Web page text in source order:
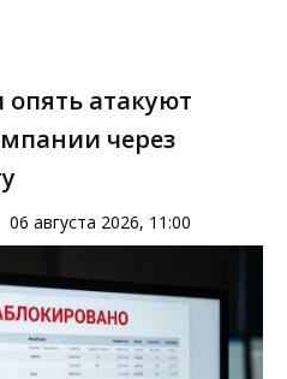
атакуют
через
06 августа 2026, 11:00